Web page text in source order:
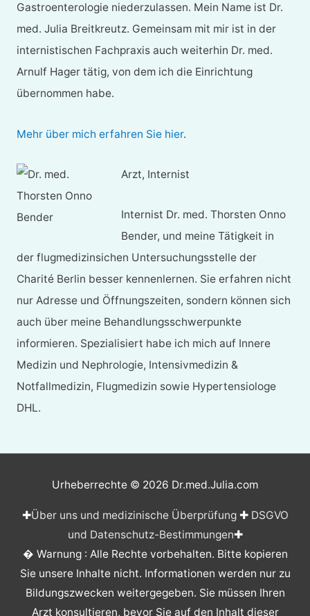
Gastroenterologie niederzulassen. Mein Name ist Dr.
med. Julia Breitkreutz. Gemeinsam mit mir ist in der
internistischen Fachpraxis auch weiterhin Dr. med.
Arnulf Hager tätig, von dem ich die Einrichtung
übernommen habe.
Mehr über mich erfahren Sie hier.
Arzt, Internist
Internist Dr. med. Thorsten Onno
Bender, und meine Tätigkeit in
der flugmedizinsichen Untersuchungsstelle der
Charité Berlin besser kennenlernen. Sie erfahren nicht
nur Adresse und Öffnungszeiten, sondern können sich
auch über meine Behandlungsschwerpunkte
informieren. Spezialisiert habe ich mich auf Innere
Medizin und Nephrologie, Intensivmedizin &
Notfallmedizin, Flugmedizin sowie Hypertensiologe
DHL.
Urheberrechte © 2026 Dr.med.Julia.com
✚Über uns und medizinische Überprüfung✚ DSGVO
und Datenschutz-Bestimmungen✚
� Warnung : Alle Rechte vorbehalten. Bitte kopieren
Sie unsere Inhalte nicht. Informationen werden nur zu
Bildungszwecken weitergegeben. Sie müssen Ihren
Arzt konsultieren, bevor Sie auf den Inhalt dieser